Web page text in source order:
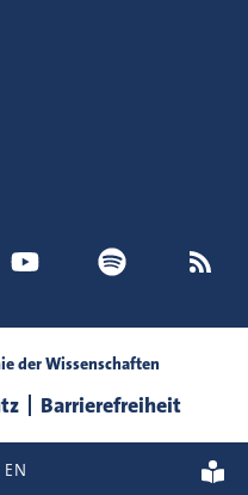
EN
der Wissenschaften
Barrierefreiheit